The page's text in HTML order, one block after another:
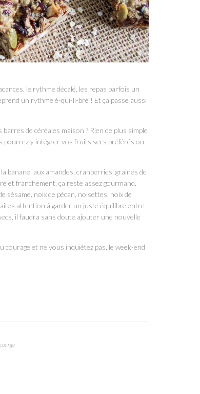
le rythme décalé, les repas parfois un
un rythme é-qui-li-bré ! Et ça passe aussi
de céréales maison ? Rien de plus simple
pourrez y intégrer vos fruits secs préférés ou
banane, aux amandes, cranberries, graines de
et franchement, ça reste assez gourmand.
sésame, noix de pécan, noisettes, noix de
attention à garder un juste équilibre entre
il faudra sans doute ajouter une nouvelle
et ne vous inquiétez pas, le week-end